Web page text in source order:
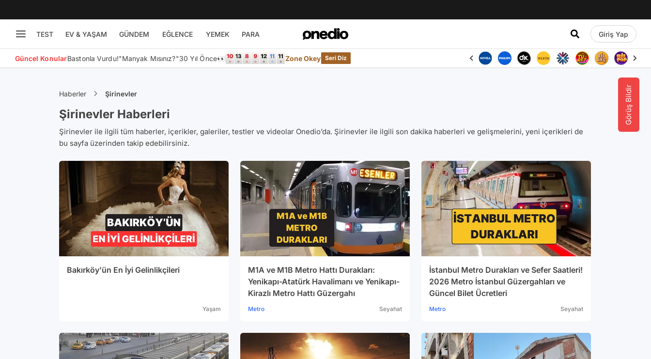
TEST EV & YAŞAM GÜNDEM EĞLENCE YEMEK PARA Giriş Yap
Güncel KonularBastonla Vurdu!"Manyak Mısınız?"30 Yıl Önce👀 Zone Okey Seri Diz
Görüş Bildir
Haberler Şirinevler
Şirinevler Haberleri
Şirinevler ile ilgili tüm haberler, içerikler, galeriler, testler ve videolar Onedio’da. Şirinevler ile ilgili son dakika haberleri ve gelişmelerini, yeni içerikleri de
bu sayfa üzerinden takip edebilirsiniz.
Bakırköy'ün En İyi Gelinlikçileri
Yaşam
M1A ve M1B Metro Hattı Durakları:
Yenikapı-Atatürk Havalimanı ve Yenikapı-
Kirazlı Metro Hattı Güzergahı
Metro Seyahat
İstanbul Metro Durakları ve Sefer Saatleri!
2026 Metro İstanbul Güzergahları ve
Güncel Bilet Ücretleri
Metro Seyahat